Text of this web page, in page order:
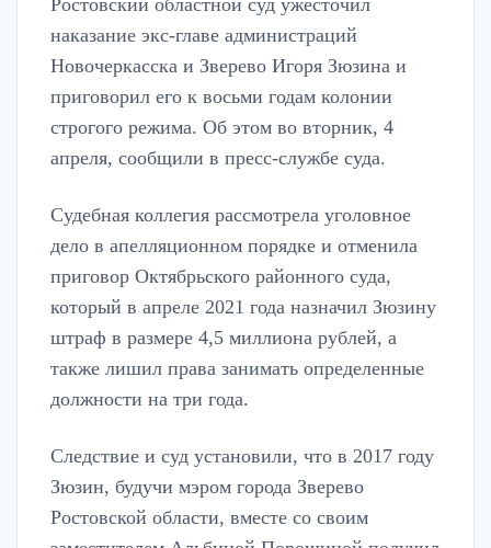
Ростовский областной суд ужесточил
наказание экс-главе администраций
Новочеркасска и Зверево Игоря Зюзина и
приговорил его к восьми годам колонии
строгого режима. Об этом во вторник, 4
апреля, сообщили в пресс-службе суда.
Судебная коллегия рассмотрела уголовное
дело в апелляционном порядке и отменила
приговор Октябрьского районного суда,
который в апреле 2021 года назначил Зюзину
штраф в размере 4,5 миллиона рублей, а
также лишил права занимать определенные
должности на три года.
Следствие и суд установили, что в 2017 году
Зюзин, будучи мэром города Зверево
Ростовской области, вместе со своим